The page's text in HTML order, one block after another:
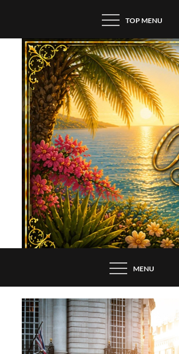
content
TOP MENU
MENU